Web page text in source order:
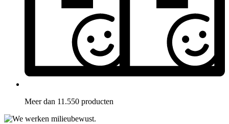
Meer dan 11.550 producten